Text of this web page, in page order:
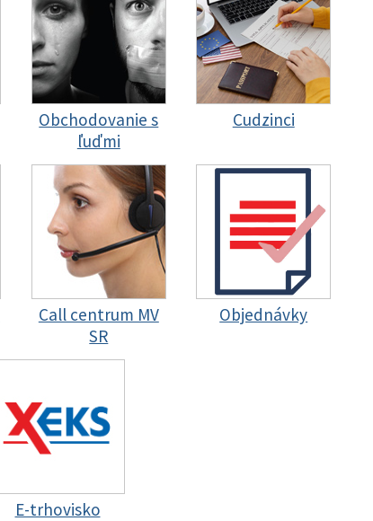
Obchodovanie s
ľuďmi
Cudzinci
Call centrum MV
SR
Objednávky
E-trhovisko